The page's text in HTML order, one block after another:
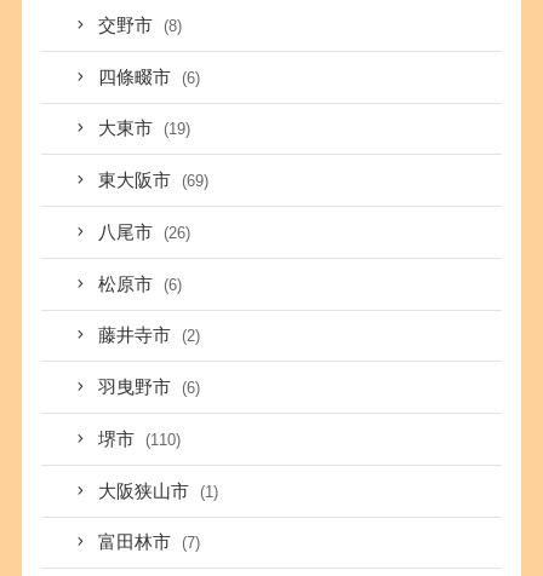
交野市 (8)
四條畷市 (6)
大東市 (19)
東大阪市 (69)
八尾市 (26)
松原市 (6)
藤井寺市 (2)
羽曳野市 (6)
堺市 (110)
大阪狭山市 (1)
富田林市 (7)